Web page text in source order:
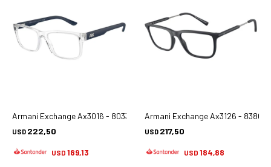
Armani Exchange Ax3016 - 8033
USD 222,50
USD 189,13
Armani Exchange Ax3126 - 8380
USD 217,50
USD 184,88